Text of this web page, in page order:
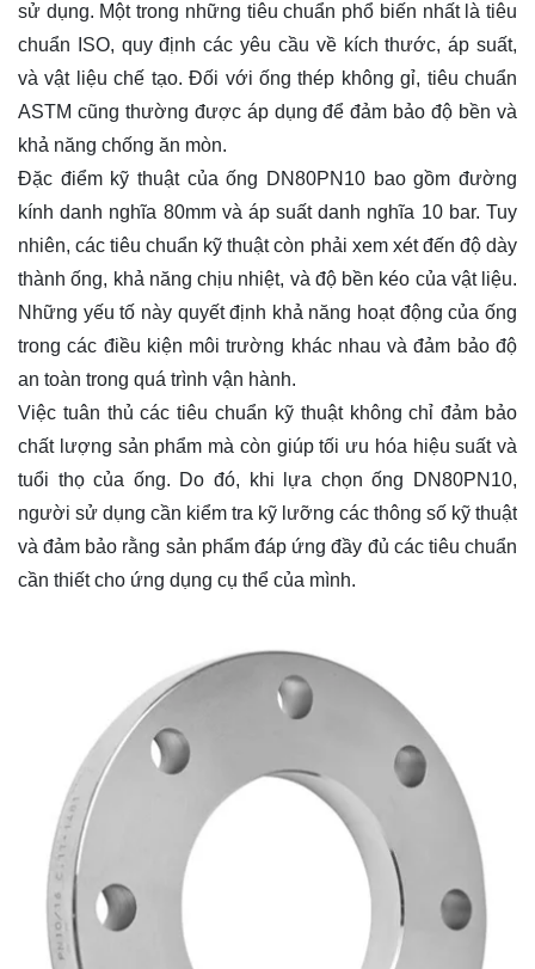
sử dụng. Một trong những tiêu chuẩn phổ biến nhất là tiêu
chuẩn ISO, quy định các yêu cầu về kích thước, áp suất,
và vật liệu chế tạo. Đối với ống thép không gỉ, tiêu chuẩn
ASTM cũng thường được áp dụng để đảm bảo độ bền và
khả năng chống ăn mòn.
Đặc điểm kỹ thuật của ống DN80PN10 bao gồm đường
kính danh nghĩa 80mm và áp suất danh nghĩa 10 bar. Tuy
nhiên, các tiêu chuẩn kỹ thuật còn phải xem xét đến độ dày
thành ống, khả năng chịu nhiệt, và độ bền kéo của vật liệu.
Những yếu tố này quyết định khả năng hoạt động của ống
trong các điều kiện môi trường khác nhau và đảm bảo độ
an toàn trong quá trình vận hành.
Việc tuân thủ các tiêu chuẩn kỹ thuật không chỉ đảm bảo
chất lượng sản phẩm mà còn giúp tối ưu hóa hiệu suất và
tuổi thọ của ống. Do đó, khi lựa chọn ống DN80PN10,
người sử dụng cần kiểm tra kỹ lưỡng các thông số kỹ thuật
và đảm bảo rằng sản phẩm đáp ứng đầy đủ các tiêu chuẩn
cần thiết cho ứng dụng cụ thể của mình.